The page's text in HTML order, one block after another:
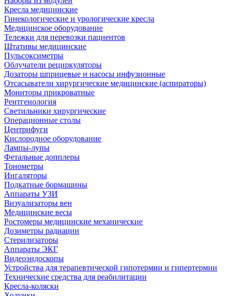
Кресла медицинские
Гинекологические и урологические кресла
Медицинское оборудование
Тележки для перевозки пациентов
Штативы медицинские
Пульсоксиметры
Облучатели рециркуляторы
Дозаторы шприцевые и насосы инфузионные
Отсасыватели хирургические медицинские (аспираторы)
Мониторы прикроватные
Рентгенология
Светильники хирургические
Операционные столы
Центрифуги
Кислородное оборудование
Лампы-лупы
Фетальные допплеры
Тонометры
Ингаляторы
Подкатные бормашины
Аппараты УЗИ
Визуализаторы вен
Медицинские весы
Ростомеры медицинские механические
Дозиметры радиации
Стерилизаторы
Аппараты ЭКГ
Видеоэндоскопы
Устройства для терапевтической гипотермии и гипертермии
Технические средства для реабилитации
Кресла-коляски